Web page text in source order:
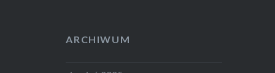
ARCHIWUM